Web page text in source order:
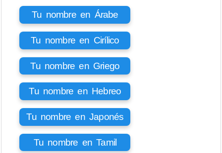
Tu nombre en Árabe
Tu nombre en Cirílico
Tu nombre en Griego
Tu nombre en Hebreo
Tu nombre en Japonés
Tu nombre en Tamil